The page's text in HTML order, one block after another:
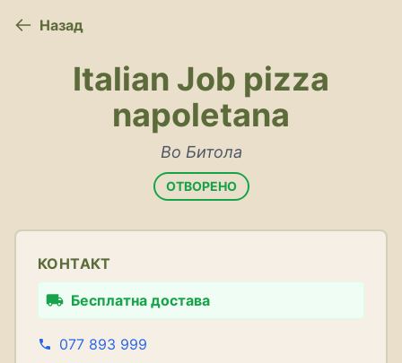
Назад
Italian Job pizza
napoletana
Во Битола
ОТВОРЕНО
КОНТАКТ
Бесплатна достава
077 893 999